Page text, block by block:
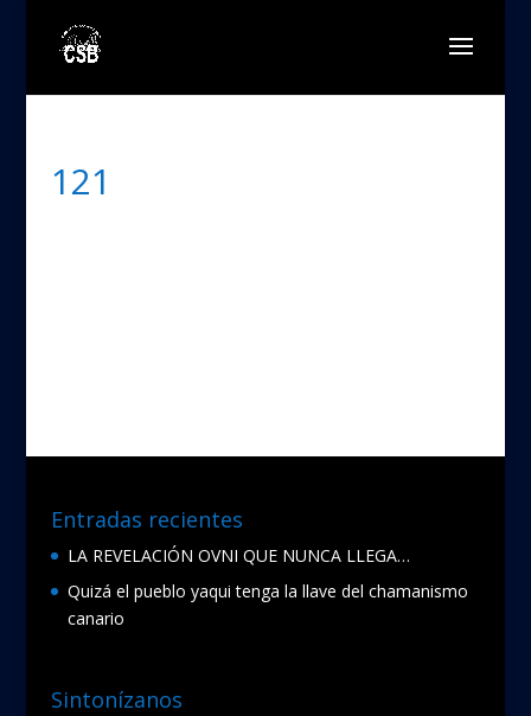
121
Entradas recientes
LA REVELACIÓN OVNI QUE NUNCA LLEGA…
Quizá el pueblo yaqui tenga la llave del chamanismo
canario
Sintonízanos